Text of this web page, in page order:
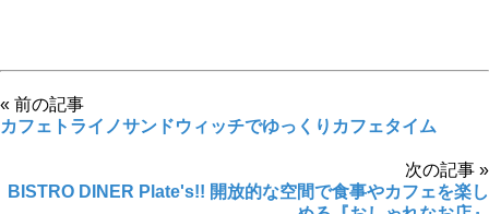
« 前の記事
カフェトライノサンドウィッチでゆっくりカフェタイム
次の記事 »
BISTRO DINER Plate's!! 開放的な空間で食事やカフェを楽し